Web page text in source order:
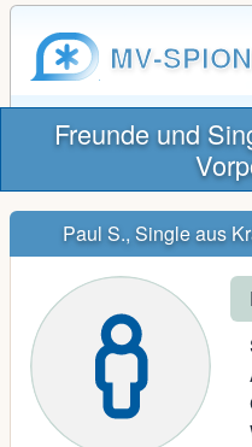
MV-
Freunde und
Paul S., Single aus